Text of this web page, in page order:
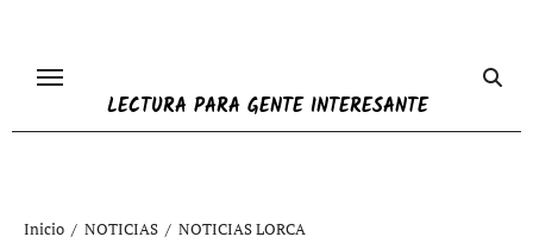
contenido
LECTURA PARA GENTE INTERESANTE
Inicio NOTICIAS
NOTICIAS LORCA